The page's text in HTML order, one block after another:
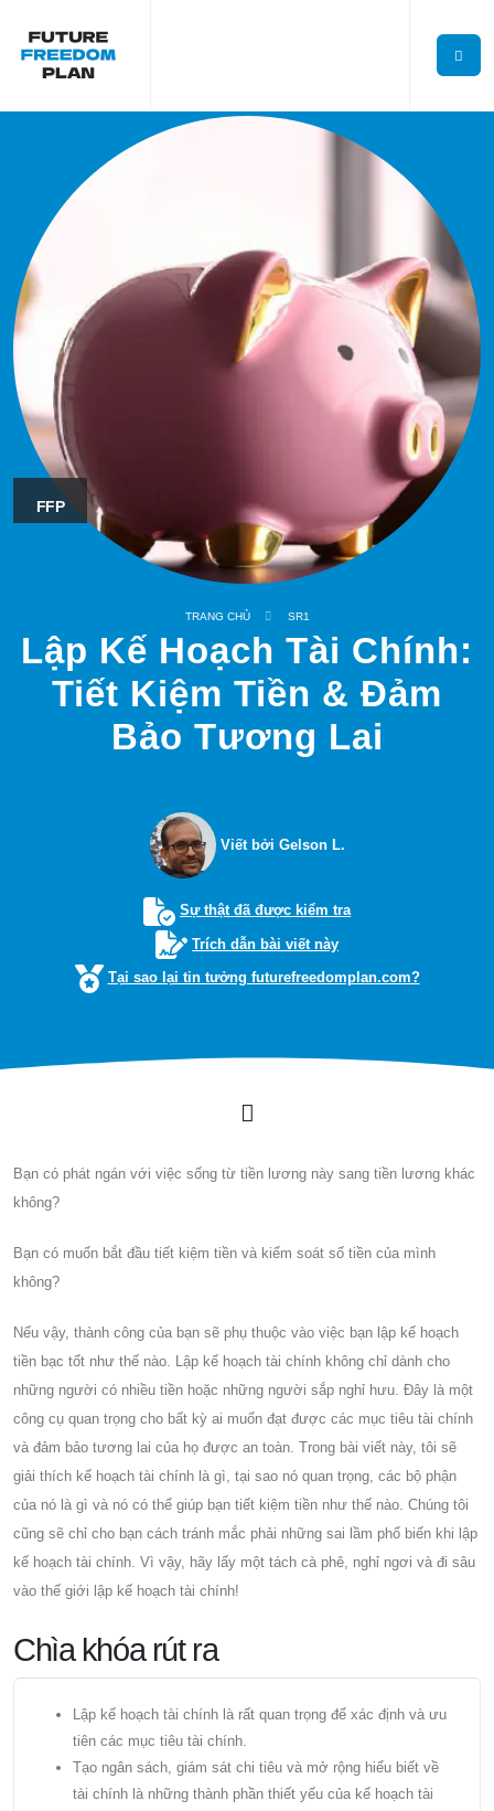
FFP
TRANG CHỦ SR1
Lập Kế Hoạch Tài Chính:
Tiết Kiệm Tiền & Đảm
Bảo Tương Lai
Viết bởi Gelson L.
Sự thật đã được kiểm tra
Trích dẫn bài viết này
Tại sao lại tin tưởng futurefreedomplan.com?
Bạn có phát ngán với việc sống từ tiền lương này sang tiền lương khác
không?
Bạn có muốn bắt đầu tiết kiệm tiền và kiểm soát số tiền của mình
không?
Nếu vậy, thành công của bạn sẽ phụ thuộc vào việc bạn lập kế hoạch
tiền bạc tốt như thế nào. Lập kế hoạch tài chính không chỉ dành cho
những người có nhiều tiền hoặc những người sắp nghỉ hưu. Đây là một
công cụ quan trọng cho bất kỳ ai muốn đạt được các mục tiêu tài chính
và đảm bảo tương lai của họ được an toàn. Trong bài viết này, tôi sẽ
giải thích kế hoạch tài chính là gì, tại sao nó quan trọng, các bộ phận
của nó là gì và nó có thể giúp bạn tiết kiệm tiền như thế nào. Chúng tôi
cũng sẽ chỉ cho bạn cách tránh mắc phải những sai lầm phổ biến khi lập
kế hoạch tài chính. Vì vậy, hãy lấy một tách cà phê, nghỉ ngơi và đi sâu
vào thế giới lập kế hoạch tài chính!
Chìa khóa rút ra
Lập kế hoạch tài chính là rất quan trọng để xác định và ưu
tiên các mục tiêu tài chính.
Tạo ngân sách, giám sát chi tiêu và mở rộng hiểu biết về
tài chính là những thành phần thiết yếu của kế hoạch tài